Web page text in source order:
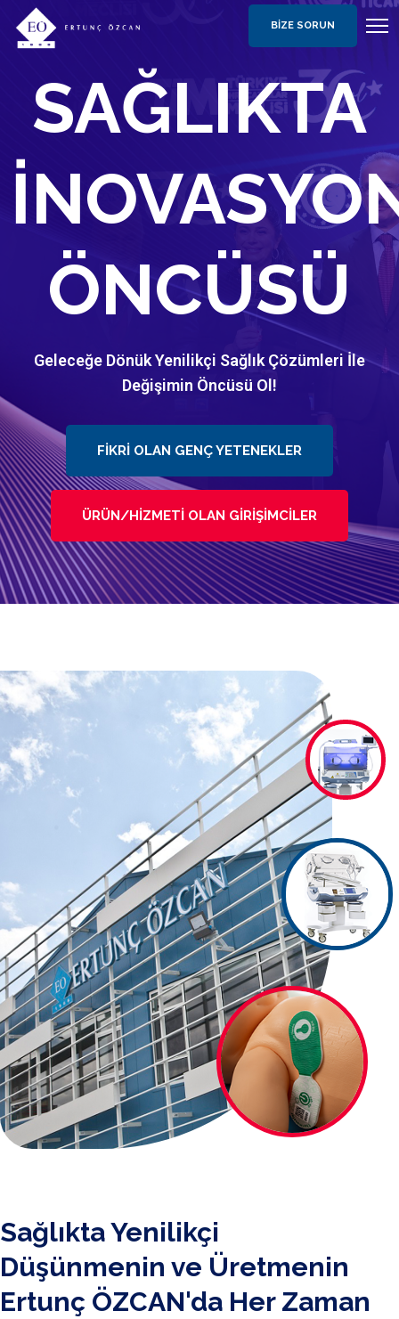
BIZE SORUN
SAĞLIKTA
ÖNCÜSÜ
Geleceğe Dönük Yenilikçi Sağlık Çözümleri İle
Değişimin Öncüsü Ol!
FIKRI OLAN GENÇ YETENEKLER
ÜRÜN/HIZMETI OLAN GIRIŞIMCILER
Sağlıkta Yenilikçi
Düşünmenin ve Üretmenin
Ertunç ÖZCAN'da Her Zaman